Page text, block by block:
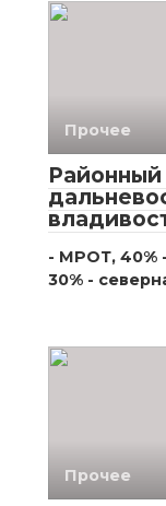
Прочее
- МРОТ, 40%
30% -
Прочее